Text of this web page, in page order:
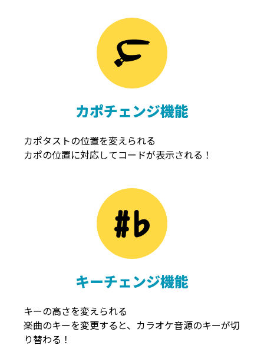
カポチェンジ機能
カポタストの位置を変えられる
カポの位置に対応してコードが表示される！
キーチェンジ機能
キーの高さを変えられる
楽曲のキーを変更すると、カラオケ音源のキーが切
り替わる！